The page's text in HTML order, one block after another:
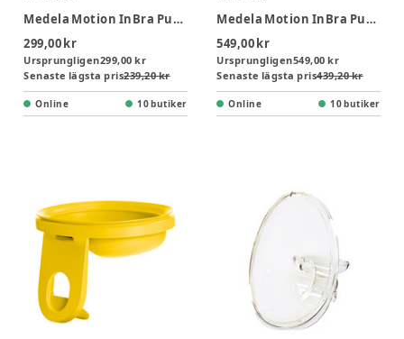
Medela Motion InBra Pumpset Enkelt
299,00 kr
Ursprungligen299,00 kr
Senaste lägsta pris239,20 kr
Online 10 butiker
Medela Motion InBra Pumpset Dubbelt
549,00 kr
Ursprungligen549,00 kr
Senaste lägsta pris439,20 kr
Online 10 butiker